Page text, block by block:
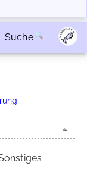
Suche